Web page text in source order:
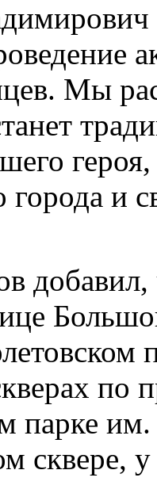
Мы
города и
по
парке
сквере,